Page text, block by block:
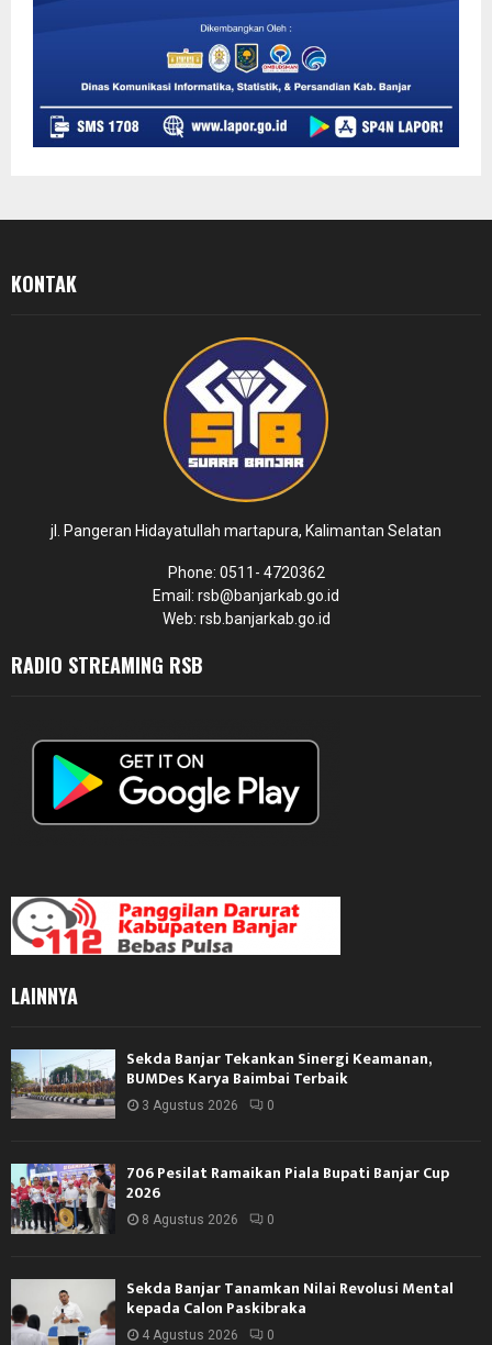
KONTAK
jl. Pangeran Hidayatullah martapura, Kalimantan Selatan
Phone: 0511- 4720362
Email: rsb@banjarkab.go.id
Web: rsb.banjarkab.go.id
RADIO STREAMING RSB
LAINNYA
Sekda Banjar Tekankan Sinergi Keamanan,
BUMDes Karya Baimbai Terbaik
3 Agustus 2026 0
706 Pesilat Ramaikan Piala Bupati Banjar Cup
2026
8 Agustus 2026 0
Sekda Banjar Tanamkan Nilai Revolusi Mental
kepada Calon Paskibraka
4 Agustus 2026 0